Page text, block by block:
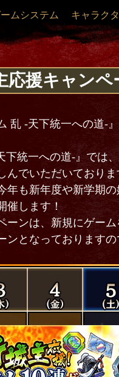
ムシステム キャラク
応援キャンペ
乱 -天下統一への道-
下統一への道-』では
んでいただいておりま
年も新年度や新学期
催します！
ーンは、新規にゲー
ンとなっております